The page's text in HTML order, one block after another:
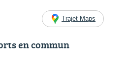
Trajet Maps
en commun